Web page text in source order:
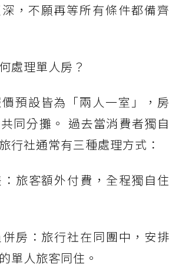
，不願再等所有條件都備齊
處理單人房？
預設皆為「兩人一室」，房
同分攤。 過去當消費者獨自
行社通常有三種處理方式：
旅客額外付費，全程獨自住
房：旅行社在同團中，安排
單人旅客同住。